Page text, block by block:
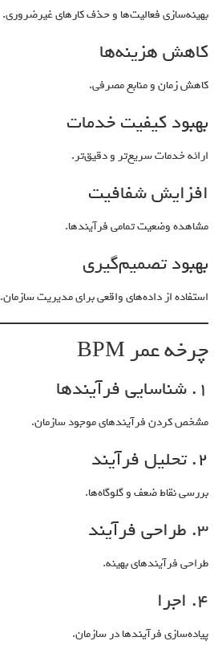
بهینه‌سازی فعالیت‌ها و حذف کارهای غیرضروری.
کاهش هزینه‌ها
کاهش زمان و منابع مصرفی.
بهبود کیفیت خدمات
ارائه خدمات سریع‌تر و دقیق‌تر.
افزایش شفافیت
مشاهده وضعیت تمامی فرآیندها.
بهبود تصمیم‌گیری
استفاده از داده‌های واقعی برای مدیریت سازمان.
چرخه عمر BPM
1. شناسایی فرآیندها
مشخص کردن فرآیندهای موجود سازمان.
2. تحلیل فرآیند
بررسی نقاط ضعف و گلوگاه‌ها.
3. طراحی فرآیند
طراحی فرآیندهای بهینه.
4. اجرا
پیاده‌سازی فرآیندها در سازمان.